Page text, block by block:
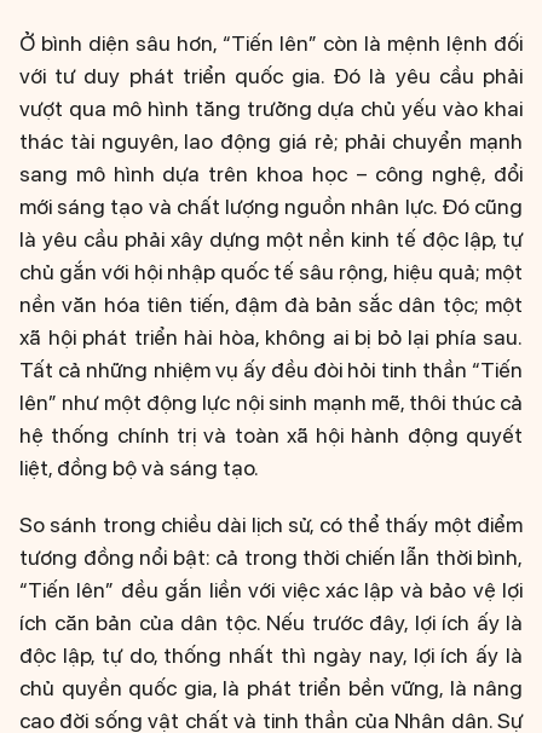
Ở bình diện sâu hơn, “Tiến lên” còn là mệnh lệnh đối
với tư duy phát triển quốc gia. Đó là yêu cầu phải
vượt qua mô hình tăng trưởng dựa chủ yếu vào khai
thác tài nguyên, lao động giá rẻ; phải chuyển mạnh
sang mô hình dựa trên khoa học – công nghệ, đổi
mới sáng tạo và chất lượng nguồn nhân lực. Đó cũng
là yêu cầu phải xây dựng một nền kinh tế độc lập, tự
chủ gắn với hội nhập quốc tế sâu rộng, hiệu quả; một
nền văn hóa tiên tiến, đậm đà bản sắc dân tộc; một
xã hội phát triển hài hòa, không ai bị bỏ lại phía sau.
Tất cả những nhiệm vụ ấy đều đòi hỏi tinh thần “Tiến
lên” như một động lực nội sinh mạnh mẽ, thôi thúc cả
hệ thống chính trị và toàn xã hội hành động quyết
liệt, đồng bộ và sáng tạo.
So sánh trong chiều dài lịch sử, có thể thấy một điểm
tương đồng nổi bật: cả trong thời chiến lẫn thời bình,
“Tiến lên” đều gắn liền với việc xác lập và bảo vệ lợi
ích căn bản của dân tộc. Nếu trước đây, lợi ích ấy là
độc lập, tự do, thống nhất thì ngày nay, lợi ích ấy là
chủ quyền quốc gia, là phát triển bền vững, là nâng
cao đời sống vật chất và tinh thần của Nhân dân. Sự